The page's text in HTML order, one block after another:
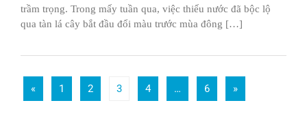
trầm trọng. Trong mấy tuần qua, việc thiếu nước đã bộc lộ
qua tàn lá cây bắt đầu đổi màu trước mùa đông […]
« 1 2 3 4 … 6 »